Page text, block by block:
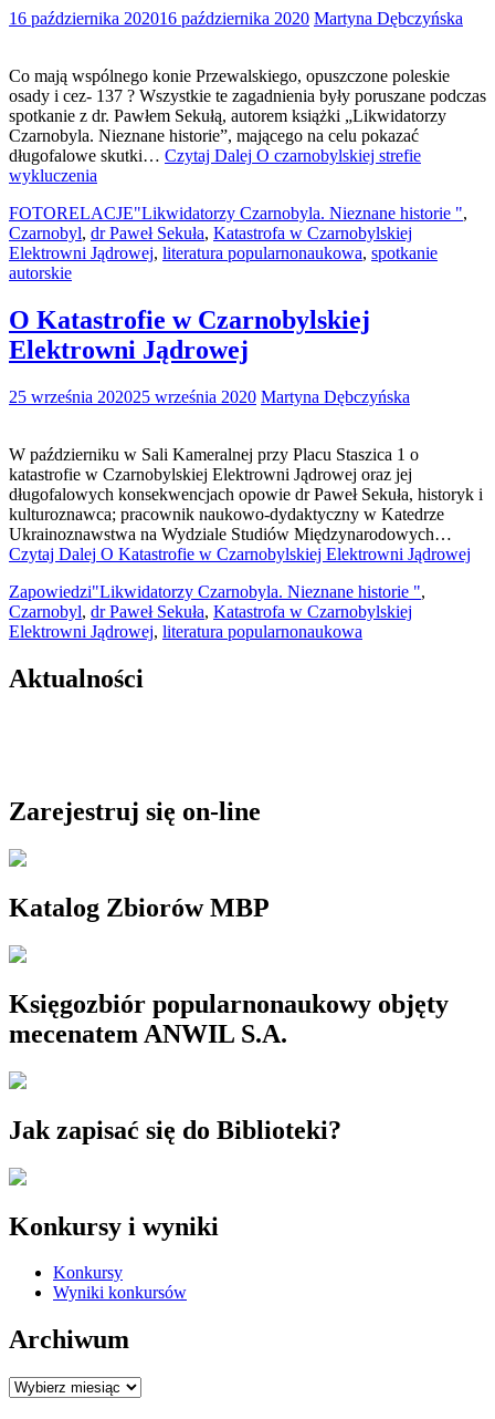
16 października 202016 października 2020 Martyna Dębczyńska
Co mają wspólnego konie Przewalskiego, opuszczone poleskie
osady i cez- 137 ? Wszystkie te zagadnienia były poruszane podczas
spotkanie z dr. Pawłem Sekułą, autorem książki „Likwidatorzy
Czarnobyla. Nieznane historie”, mającego na celu pokazać
długofalowe skutki… Czytaj Dalej O czarnobylskiej strefie
wykluczenia
FOTORELACJE"Likwidatorzy Czarnobyla. Nieznane historie ",
Czarnobyl, dr Paweł Sekuła, Katastrofa w Czarnobylskiej
Elektrowni Jądrowej, literatura popularnonaukowa, spotkanie
autorskie
O Katastrofie w Czarnobylskiej
Elektrowni Jądrowej
25 września 202025 września 2020 Martyna Dębczyńska
W październiku w Sali Kameralnej przy Placu Staszica 1 o
katastrofie w Czarnobylskiej Elektrowni Jądrowej oraz jej
długofalowych konsekwencjach opowie dr Paweł Sekuła, historyk i
kulturoznawca; pracownik naukowo-dydaktyczny w Katedrze
Ukrainoznawstwa na Wydziale Studiów Międzynarodowych…
Czytaj Dalej O Katastrofie w Czarnobylskiej Elektrowni Jądrowej
Zapowiedzi"Likwidatorzy Czarnobyla. Nieznane historie ",
Czarnobyl, dr Paweł Sekuła, Katastrofa w Czarnobylskiej
Elektrowni Jądrowej, literatura popularnonaukowa
Aktualności
Zarejestruj się on-line
Katalog Zbiorów MBP
Księgozbiór popularnonaukowy objęty
mecenatem ANWIL S.A.
Jak zapisać się do Biblioteki?
Konkursy i wyniki
Konkursy
Wyniki konkursów
Archiwum
Archiwum